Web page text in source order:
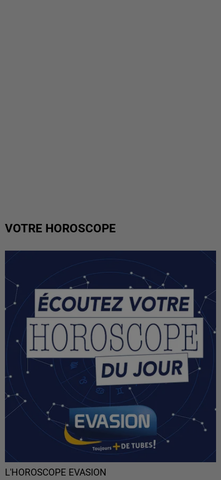
VOTRE HOROSCOPE
L'HOROSCOPE EVASION